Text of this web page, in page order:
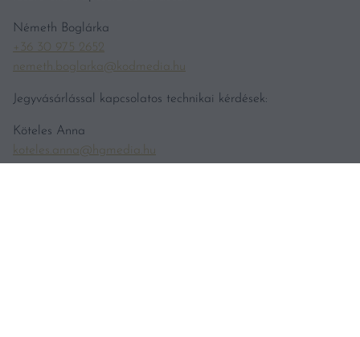
Németh Boglárka
+36 30 975 2652
nemeth.boglarka@kodmedia.hu
Jegyvásárlással kapcsolatos technikai kérdések:
Köteles Anna
koteles.anna@hgmedia.hu